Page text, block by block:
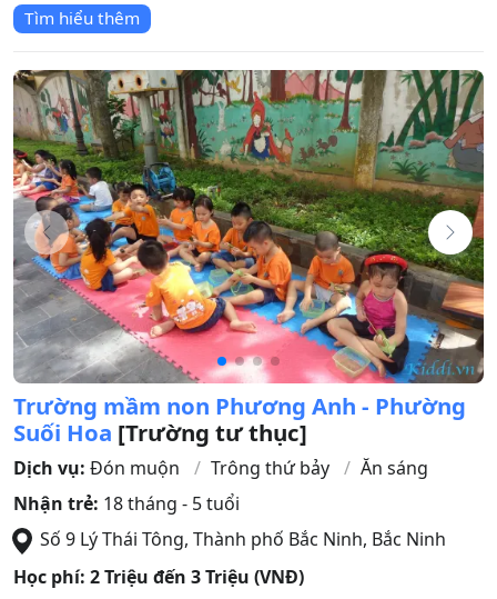
Tìm hiểu thêm
Trường mầm non Phương Anh - Phường
Suối Hoa [Trường tư thục]
Dịch vụ: Đón muộn Trông thứ bảy
Ăn sáng
Nhận trẻ: 18 tháng - 5 tuổi
Số 9 Lý Thái Tông, Thành phố Bắc Ninh, Bắc Ninh
Học phí: 2 Triệu đến 3 Triệu (VNĐ)